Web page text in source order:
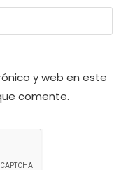
y web en este
comente.